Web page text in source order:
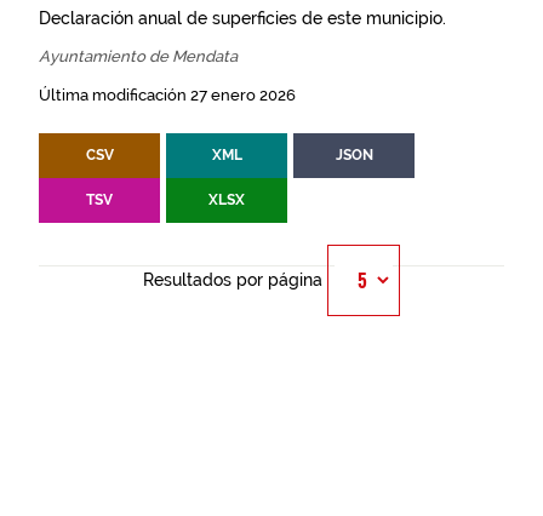
Declaración anual de superficies de este municipio.
Ayuntamiento de Mendata
Última modificación 27 enero 2026
CSV XML JSON
TSV XLSX
Resultados por página